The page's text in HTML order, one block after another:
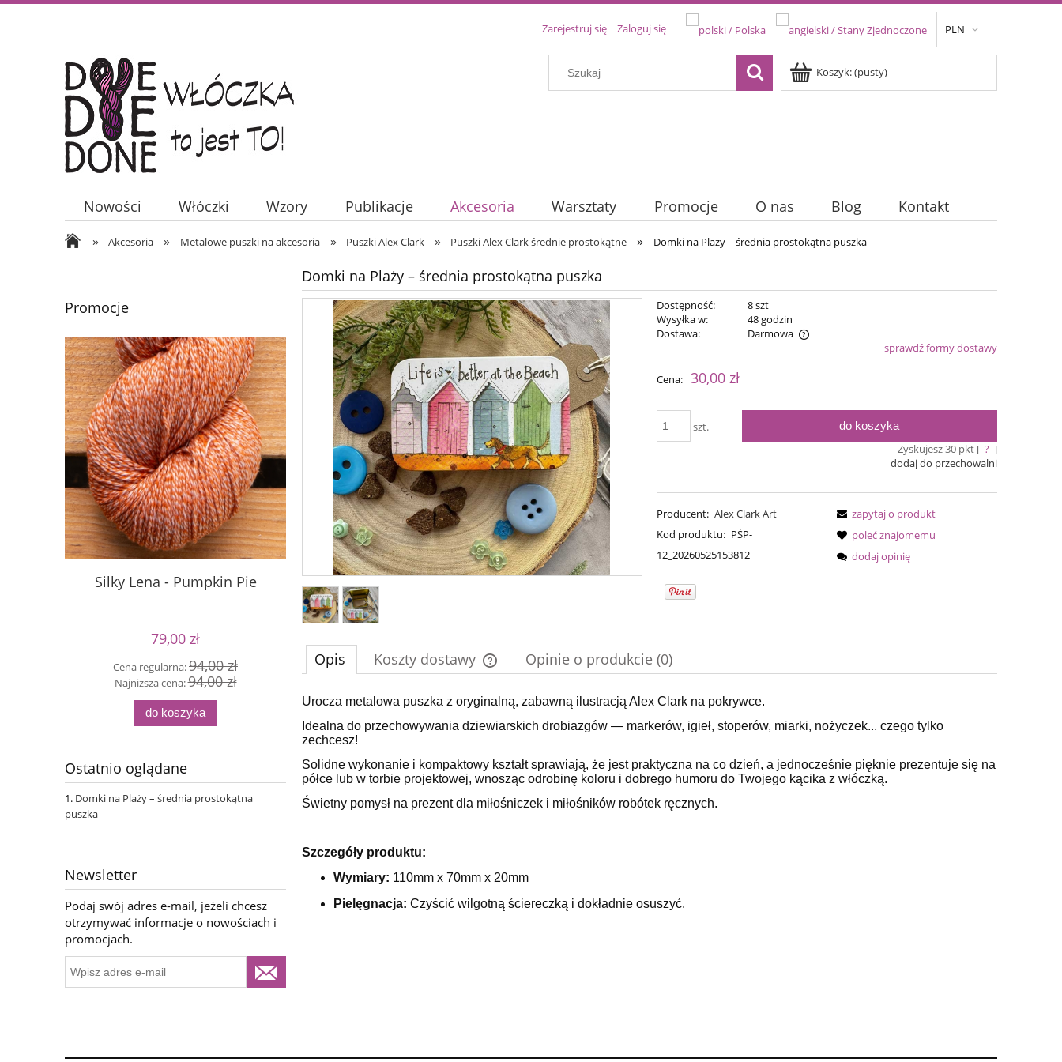
PLN
Zarejestruj się Zaloguj się
Koszyk:(pusty)
Nowości Włóczki Wzory Publikacje Akcesoria Warsztaty Promocje O nas Blog Kontakt
» Akcesoria » Metalowe puszki na akcesoria » Puszki Alex Clark » Puszki Alex Clark średnie prostokątne » Domki na Plaży – średnia prostokątna puszka
Promocje
Silky Lena - Pumpkin Pie
79,00 zł
Cena regularna:94,00 zł
Najniższa cena:94,00 zł
do koszyka
Silky Lena - Raspberry Sorbet
Cena regularna:94,00 zł
do koszyka
Simple Sock - 29
Cena regularna:69,00 zł
do koszyka
Bureta - Coal
Ostatnio oglądane
Domki na Plaży – średnia prostokątna
puszka
Newsletter
Podaj swój adres e-mail, jeżeli chcesz
otrzymywać informacje o nowościach i
promocjach.
Domki na Plaży – średnia prostokątna puszka
Dostępność:
8 szt
Wysyłka w:
48 godzin
Dostawa:
Darmowa
Cena nie zawiera ewentualnych kosztów
płatności
sprawdź formy dostawy
Cena: 30,00 zł
szt. do koszyka
Zyskujesz30pkt [ ? ]
dodaj do przechowalni
Producent: Alex Clark Art
Kod produktu: PŚP-
12_20260525153812
zapytaj o produkt
poleć znajomemu
dodaj opinię
Opis Koszty dostawy
Cena nie zawiera ewentualnych kosztów
Opinie o produkcie (0)
Urocza metalowa puszka z oryginalną, zabawną ilustracją Alex Clark na pokrywce.
Idealna do przechowywania dziewiarskich drobiazgów — markerów, igieł, stoperów, miarki, nożyczek... czego tylko
zechcesz!
Solidne wykonanie i kompaktowy kształt sprawiają, że jest praktyczna na co dzień, a jednocześnie pięknie prezentuje się na
półce lub w torbie projektowej, wnosząc odrobinę koloru i dobrego humoru do Twojego kącika z włóczką.
Świetny pomysł na prezent dla miłośniczek i miłośników robótek ręcznych.
Szczegóły produktu:
Wymiary: 110mm x 70mm x 20mm
Pielęgnacja: Czyścić wilgotną ściereczką i dokładnie osuszyć.